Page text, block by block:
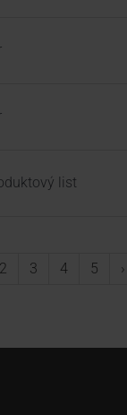
list
2 3 4 5 ›